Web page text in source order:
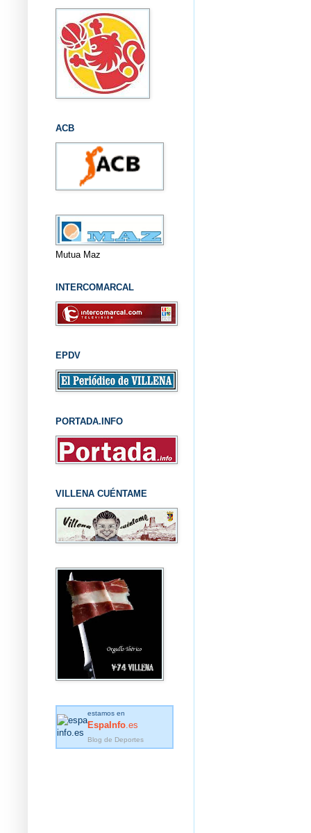
ACB
Mutua Maz
INTERCOMARCAL
EPDV
PORTADA.INFO
VILLENA CUÉNTAME
estamos en
EspaInfo .es
Blog de Deportes